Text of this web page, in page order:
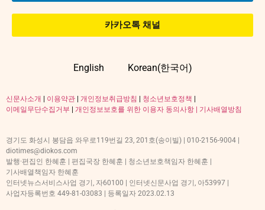
카카오톡 채널
English Korean(한국어)
신문사소개 이용약관 개인정보취급방침 청소년보호정책
이메일무단수집거부
개인정보보호를 위한 이용자 동의사항 | 기사배열방침
경기도 화성시 봉담읍 와우로119번길 23, 201호(송이빌) | 010-2156-9004 |
diotimes@diokos.com
발행·편집인 한혜훈 | 편집국장 한혜훈 | 청소년보호책임자 한혜훈 |
기사배열책임자 한혜훈
인터넷뉴스서비스사업 경기, 자60100 | 인터넷신문사업 경기, 아53997 |
사업자등록번호 449-81-03083 | 등록일자 2023.02.13